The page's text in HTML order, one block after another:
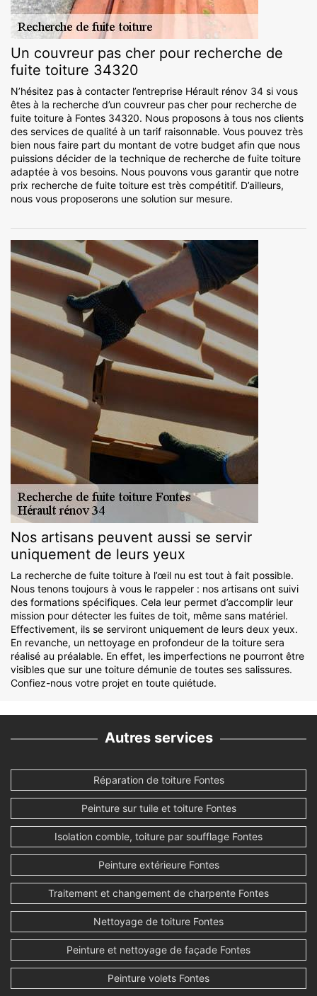
Un couvreur pas cher pour recherche de
fuite toiture 34320
N’hésitez pas à contacter l’entreprise Hérault rénov 34 si vous
êtes à la recherche d’un couvreur pas cher pour recherche de
fuite toiture à Fontes 34320. Nous proposons à tous nos clients
des services de qualité à un tarif raisonnable. Vous pouvez très
bien nous faire part du montant de votre budget afin que nous
puissions décider de la technique de recherche de fuite toiture
adaptée à vos besoins. Nous pouvons vous garantir que notre
prix recherche de fuite toiture est très compétitif. D’ailleurs,
nous vous proposerons une solution sur mesure.
Nos artisans peuvent aussi se servir
uniquement de leurs yeux
La recherche de fuite toiture à l’œil nu est tout à fait possible.
Nous tenons toujours à vous le rappeler : nos artisans ont suivi
des formations spécifiques. Cela leur permet d’accomplir leur
mission pour détecter les fuites de toit, même sans matériel.
Effectivement, ils se serviront uniquement de leurs deux yeux.
En revanche, un nettoyage en profondeur de la toiture sera
réalisé au préalable. En effet, les imperfections ne pourront être
visibles que sur une toiture démunie de toutes ses salissures.
Confiez-nous votre projet en toute quiétude.
Autres services
Réparation de toiture Fontes
Peinture sur tuile et toiture Fontes
Isolation comble, toiture par soufflage Fontes
Peinture extérieure Fontes
Traitement et changement de charpente Fontes
Nettoyage de toiture Fontes
Peinture et nettoyage de façade Fontes
Peinture volets Fontes